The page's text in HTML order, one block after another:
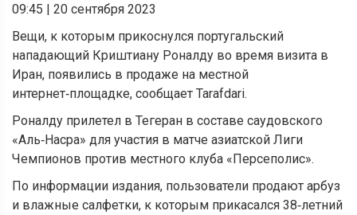
09:45 | 20 сентября 2023
Вещи, к которым прикоснулся португальский
нападающий Криштиану Роналду во время визита в
Иран, появились в продаже на местной
интернет‑площадке, сообщает Tarafdari.
Роналду прилетел в Тегеран в составе саудовского
«Аль‑Насра» для участия в матче азиатской Лиги
Чемпионов против местного клуба «Персеполис».
По информации издания, пользователи продают арбуз
и влажные салфетки, к которым прикасался 38‑летний